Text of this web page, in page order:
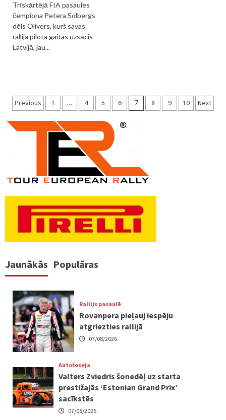
Trīskārtējā FIA pasaules
čempiona Petera Solbergs
dēls Olivers, kurš savas
rallija pilota gaitas uzsācis
Latvijā, jau...
Ziņu
numerācija
pēc
lappusēm
Previous 1 … 4 5 6 7 8 9 10 Next
Jaunākās Populāras
Rallijs pasaulē
Rovanpera pieļauj iespēju
atgriezties rallijā
07/08/2026
Autošoseja
Valters Zviedris šonedēļ uz starta
prestižajās ‘Estonian Grand Prix’
sacīkstēs
07/08/2026